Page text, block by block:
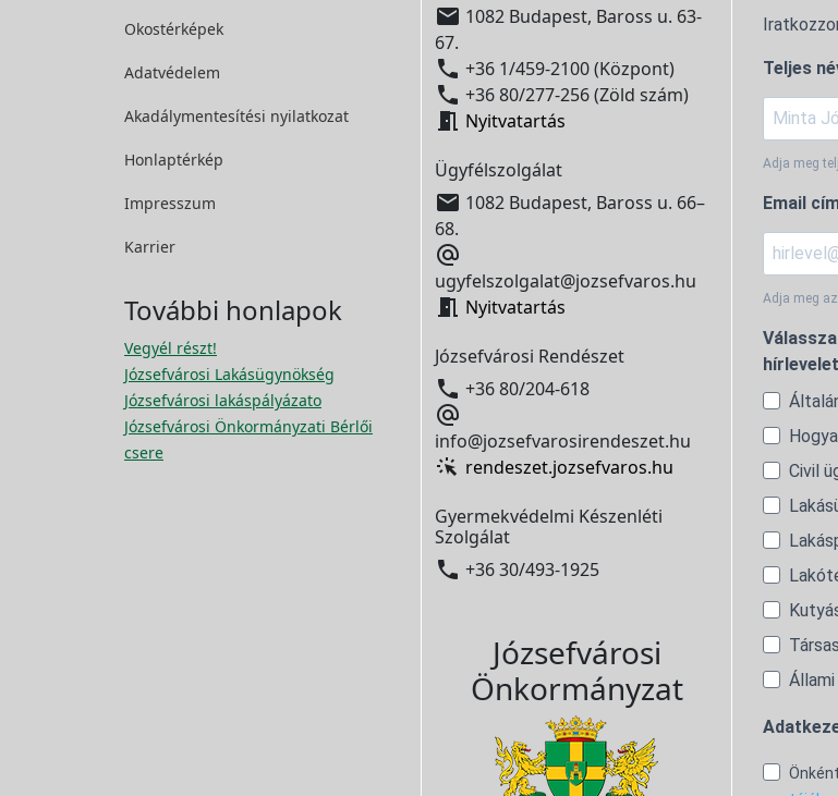
Okostérképek
Adatvédelem
Akadálymentesítési nyilatkozat
Honlaptérkép
Impresszum
Karrier
További honlapok
Vegyél részt!
Józsefvárosi Lakásügynökség
Józsefvárosi lakáspályázato
Józsefvárosi Önkormányzati Bérlői
csere
 1082 Budapest, Baross u. 63-
67.
 +36 1/459-2100 (Központ)
 +36 80/277-256 (Zöld szám)
 Nyitvatartás
Ügyfélszolgálat
 1082 Budapest, Baross u. 66–
68.

ugyfelszolgalat@jozsefvaros.hu
 Nyitvatartás
Józsefvárosi Rendészet
 +36 80/204-618

info@jozsefvarosirendeszet.hu
rendeszet.jozsefvaros.hu
Gyermekvédelmi Készenléti
Szolgálat
 +36 30/493-1925
Józsefvárosi
Önkormányzat
Teljes
Adja meg
Email
Adja meg
Civil